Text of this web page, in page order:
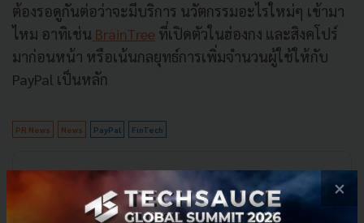
ต้องรอดูกันต่อว่าจะมีบริการ นวัตกรรมอะไรใหม่ๆ เข้ามา
ไหม อาทิเช่น BrainTree ที่เปิดตัวในฮ่องกง และสิงคโปร์
มาก่อนหน้า หรือเน้นกลยุทธ์การเพิ่มจำนวนผู้ใช้ให้กับ
PayPal เป็นหลัก
PR News News PayPal FinTech
×